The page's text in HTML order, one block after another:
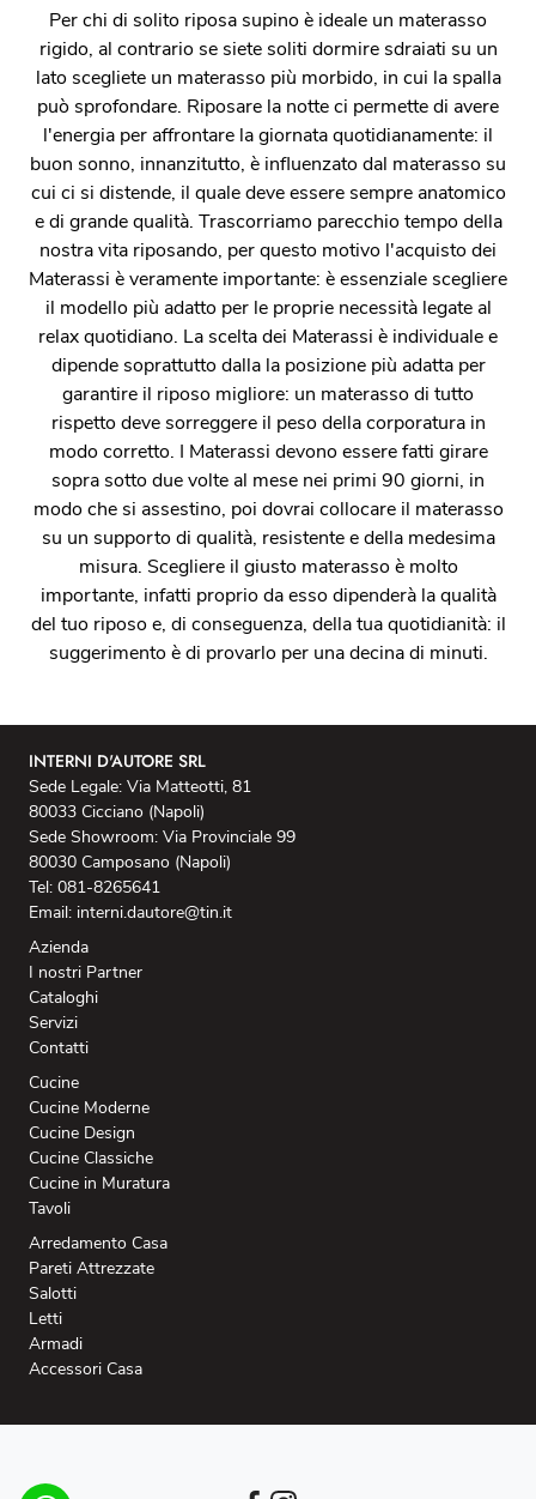
Per chi di solito riposa supino è ideale un materasso
rigido, al contrario se siete soliti dormire sdraiati su un
lato scegliete un materasso più morbido, in cui la spalla
può sprofondare. Riposare la notte ci permette di avere
l'energia per affrontare la giornata quotidianamente: il
buon sonno, innanzitutto, è influenzato dal materasso su
cui ci si distende, il quale deve essere sempre anatomico
e di grande qualità. Trascorriamo parecchio tempo della
nostra vita riposando, per questo motivo l'acquisto dei
Materassi è veramente importante: è essenziale scegliere
il modello più adatto per le proprie necessità legate al
relax quotidiano. La scelta dei Materassi è individuale e
dipende soprattutto dalla la posizione più adatta per
garantire il riposo migliore: un materasso di tutto
rispetto deve sorreggere il peso della corporatura in
modo corretto. I Materassi devono essere fatti girare
sopra sotto due volte al mese nei primi 90 giorni, in
modo che si assestino, poi dovrai collocare il materasso
su un supporto di qualità, resistente e della medesima
misura. Scegliere il giusto materasso è molto
importante, infatti proprio da esso dipenderà la qualità
del tuo riposo e, di conseguenza, della tua quotidianità: il
suggerimento è di provarlo per una decina di minuti.
INTERNI D'AUTORE SRL
Sede Legale: Via Matteotti, 81
80033 Cicciano (Napoli)
Sede Showroom: Via Provinciale 99
80030 Camposano (Napoli)
Tel: 081-8265641
Email: interni.dautore@tin.it
Azienda
I nostri Partner
Cataloghi
Servizi
Contatti
Cucine
Cucine Moderne
Cucine Design
Cucine Classiche
Cucine in Muratura
Tavoli
Arredamento Casa
Pareti Attrezzate
Salotti
Letti
Armadi
Accessori Casa